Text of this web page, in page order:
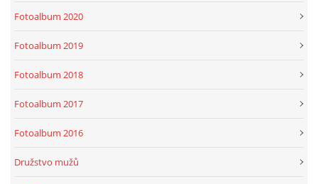
Fotoalbum 2020
Fotoalbum 2019
Fotoalbum 2018
Fotoalbum 2017
Fotoalbum 2016
Družstvo mužů